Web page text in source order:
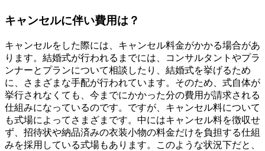
キャンセルに伴い費用は？
キャンセルをした際には、キャンセル料金がかかる場合があ
ります。結婚式が行われるまでには、コンサルタントやプラ
ンナーとプランについて相談したり、結婚式を挙げるため
に、さまざまな手配が行われています。そのため、式自体が
挙行されなくても、今までにかかった分の費用が請求される
仕組みになっているのです。ですが、キャンセル料について
も式場によってさまざまです。中にはキャンセル料を徴収せ
ず、招待状や納品済みの衣装小物の料金だけを負担する仕組
みを採用している式場もあります。このような状況下だと、